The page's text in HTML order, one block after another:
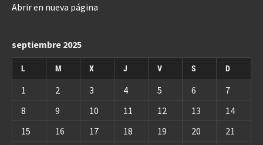
Abrir en nueva página
septiembre 2025
L M X J V S D
1 2 3 4 5 6
7
8
9 10 11 12 13
14
15
16 17 18 19 20 21